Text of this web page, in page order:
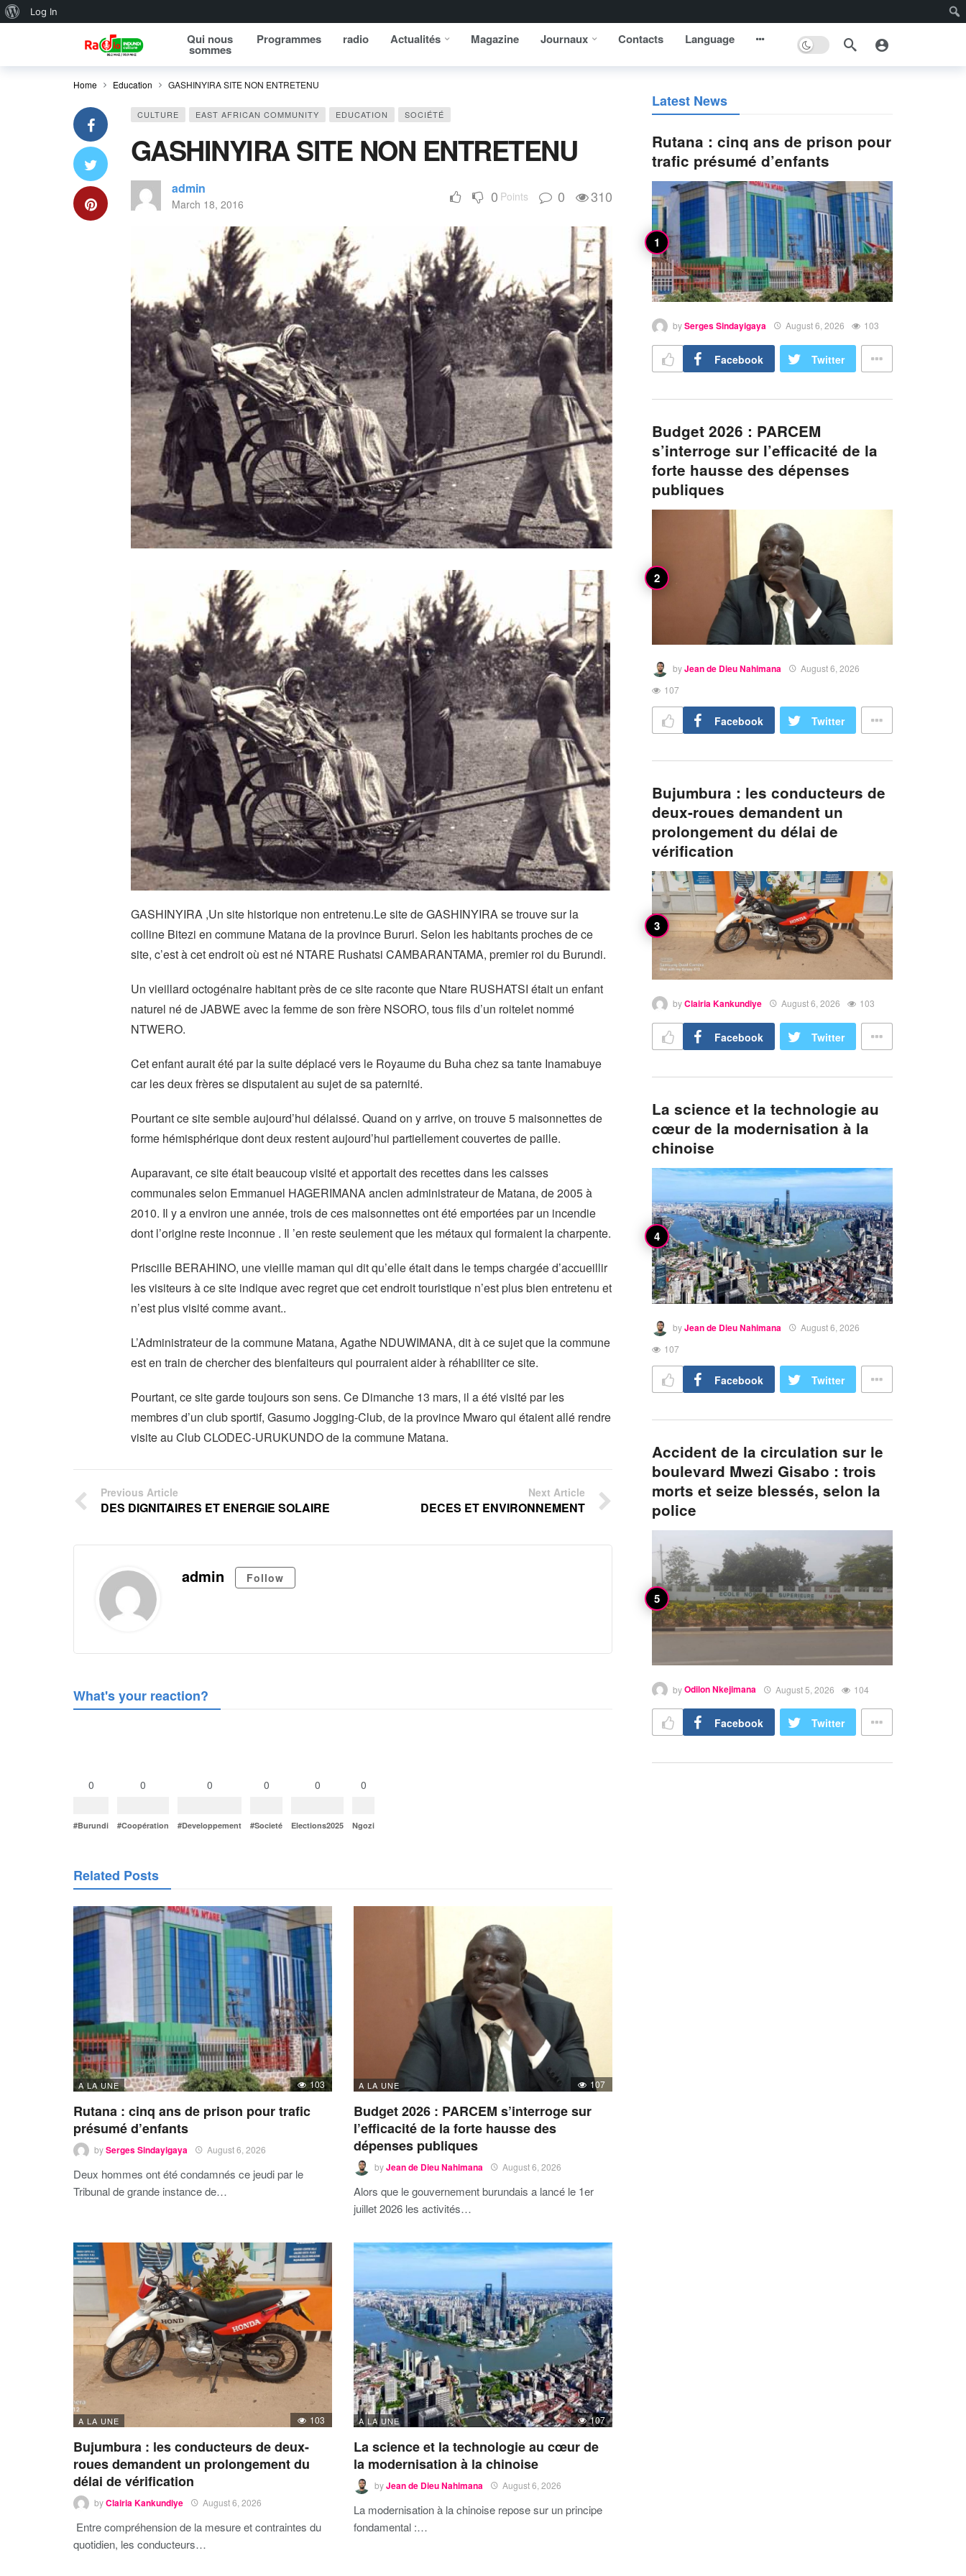
About WordPress
Log In
Qui nous
sommes
Programmes radio Actualités Magazine Journaux Contacts Language
Home Education GASHINYIRA SITE NON ENTRETENU
CULTURE EAST AFRICAN COMMUNITY EDUCATION SOCIÉTÉ
GASHINYIRA SITE NON ENTRETENU
admin
March 18, 2016 0 Points 0 310
GASHINYIRA ,Un site historique non entretenu.Le site de GASHINYIRA se trouve sur la
colline Bitezi en commune Matana de la province Bururi. Selon les habitants proches de ce
site, c’est à cet endroit où est né NTARE Rushatsi CAMBARANTAMA, premier roi du Burundi.
Un vieillard octogénaire habitant près de ce site raconte que Ntare RUSHATSI était un enfant
naturel né de JABWE avec la femme de son frère NSORO, tous fils d’un roitelet nommé
NTWERO.
Cet enfant aurait été par la suite déplacé vers le Royaume du Buha chez sa tante Inamabuye
car les deux frères se disputaient au sujet de sa paternité.
Pourtant ce site semble aujourd’hui délaissé. Quand on y arrive, on trouve 5 maisonnettes de
forme hémisphérique dont deux restent aujourd’hui partiellement couvertes de paille.
Auparavant, ce site était beaucoup visité et apportait des recettes dans les caisses
communales selon Emmanuel HAGERIMANA ancien administrateur de Matana, de 2005 à
2010. Il y a environ une année, trois de ces maisonnettes ont été emportées par un incendie
dont l’origine reste inconnue . Il ’en reste seulement que les métaux qui formaient la charpente.
Priscille BERAHINO, une vieille maman qui dit qu’elle était dans le temps chargée d’accueillir
les visiteurs à ce site indique avec regret que cet endroit touristique n’est plus bien entretenu et
n’est plus visité comme avant..
L’Administrateur de la commune Matana, Agathe NDUWIMANA, dit à ce sujet que la commune
est en train de chercher des bienfaiteurs qui pourraient aider à réhabiliter ce site.
Pourtant, ce site garde toujours son sens. Ce Dimanche 13 mars, il a été visité par les
membres d’un club sportif, Gasumo Jogging-Club, de la province Mwaro qui étaient allé rendre
visite au Club CLODEC-URUKUNDO de la commune Matana.
Previous Article
DES DIGNITAIRES ET ENERGIE SOLAIRE
Next Article
DECES ET ENVIRONNEMENT
admin Follow
What's your reaction?
0
#Burundi
0
#Coopération
0
#Developpement
0
#Societé
0
Elections2025
0
Ngozi
Related Posts
A LA UNE 103
Rutana : cinq ans de prison pour trafic
présumé d’enfants
bySerges Sindayigaya August 6, 2026
Deux hommes ont été condamnés ce jeudi par le
Tribunal de grande instance de…
A LA UNE 107
Budget 2026 : PARCEM s’interroge sur
l’efficacité de la forte hausse des
dépenses publiques
byJean de Dieu Nahimana August 6, 2026
Alors que le gouvernement burundais a lancé le 1er
juillet 2026 les activités…
A LA UNE 103
Bujumbura : les conducteurs de deux-
roues demandent un prolongement du
délai de vérification
byClairia Kankundiye August 6, 2026
Entre compréhension de la mesure et contraintes du
quotidien, les conducteurs…
A LA UNE 107
La science et la technologie au cœur de
la modernisation à la chinoise
byJean de Dieu Nahimana August 6, 2026
La modernisation à la chinoise repose sur un principe
fondamental :…
Latest News
Rutana : cinq ans de prison pour
trafic présumé d’enfants
bySerges Sindayigaya August 6, 2026 103
Facebook Twitter
Budget 2026 : PARCEM
s’interroge sur l’efficacité de la
forte hausse des dépenses
publiques
byJean de Dieu Nahimana
August 6, 2026
107
Facebook Twitter
Bujumbura : les conducteurs de
deux-roues demandent un
prolongement du délai de
vérification
byClairia Kankundiye August 6, 2026 103
Facebook Twitter
La science et la technologie au
cœur de la modernisation à la
chinoise
byJean de Dieu Nahimana
August 6, 2026
107
Facebook Twitter
Accident de la circulation sur le
boulevard Mwezi Gisabo : trois
morts et seize blessés, selon la
police
byOdilon Nkejimana August 5, 2026 104
Facebook Twitter